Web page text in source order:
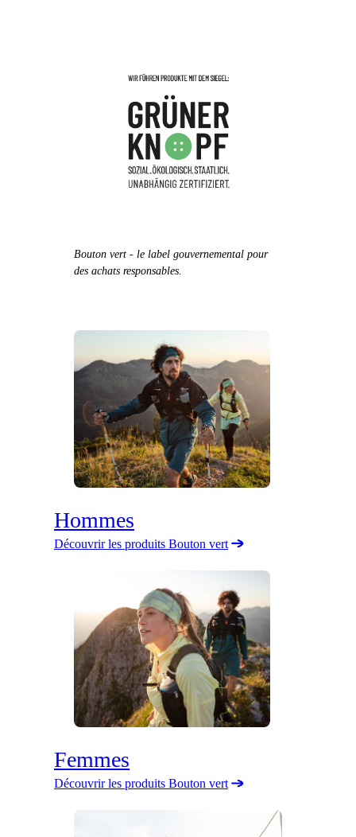
Bouton vert - le label gouvernemental pour
des achats responsables.
Hommes
Découvrir les produits Bouton vert
Femmes
Découvrir les produits Bouton vert